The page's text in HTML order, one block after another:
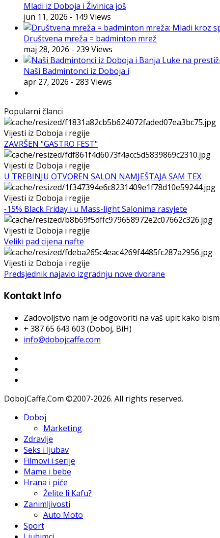
Mladi iz Doboja i Živinica još
jun 11, 2026 - 149 Views
Društvena mreža = badminton mrež
maj 28, 2026 - 239 Views
Naši Badmintonci iz Doboja i
apr 27, 2026 - 283 Views
Popularni članci
Vijesti iz Doboja i regije
ZAVRŠEN "GASTRO FEST"
Vijesti iz Doboja i regije
U TREBINJU OTVOREN SALON NAMJEŠTAJA SAM TEX
Vijesti iz Doboja i regije
-15% Black Friday i u Mass-light Salonima rasvjete
Vijesti iz Doboja i regije
Veliki pad cijena nafte
Vijesti iz Doboja i regije
Predsjednik najavio izgradnju nove dvorane
Kontakt Info
Zadovoljstvo nam je odgovoriti na vaš upit kako
+ 387 65 643 603 (Doboj, BiH)
info@dobojcaffe.com
DobojCaffe.Com ©2007-2026. All rights reserved.
Doboj
Marketing
Zdravlje
Seks i ljubav
Filmovi i serije
Mame i bebe
Hrana i piće
Želite li Kafu?
Zanimljivosti
Auto Moto
Sport